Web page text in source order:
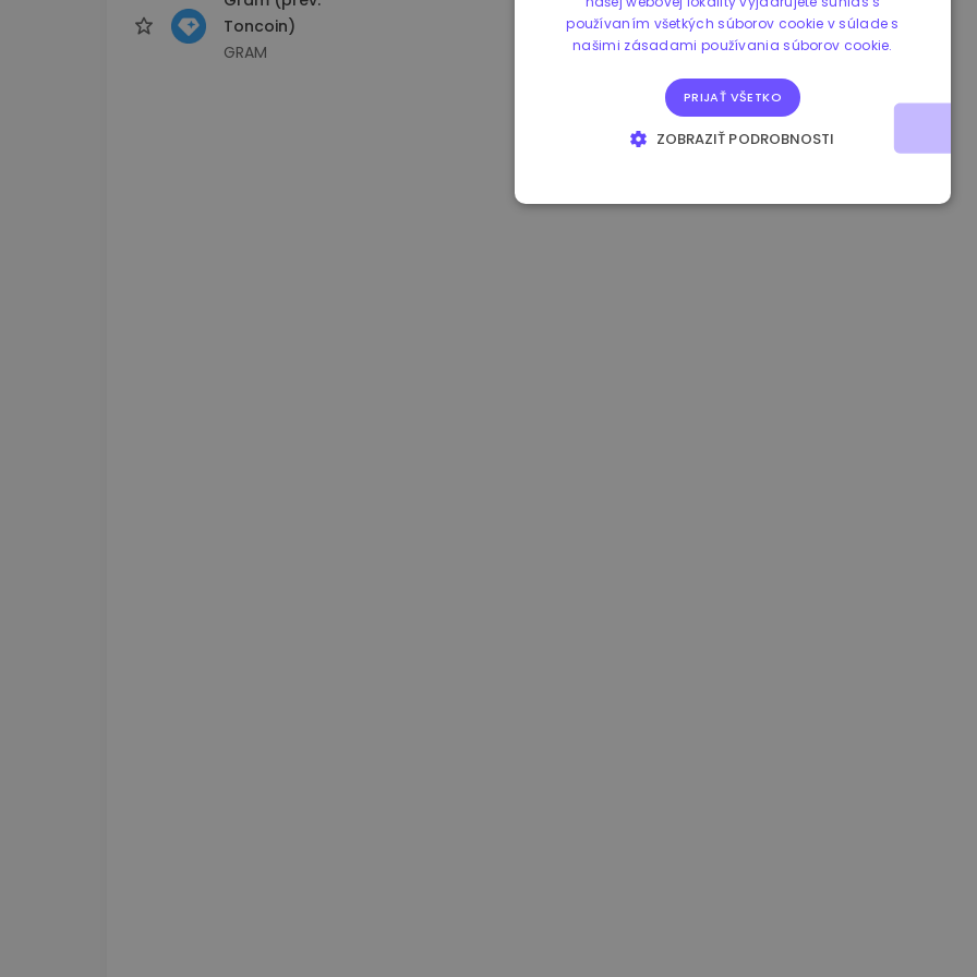
Toncoin)
GRAM
1.170000 € -1.80% 3.2B €
používaním všetkých súborov cookie v súlade s
našimi zásadami používania súborov cookie.
PRIJAŤ VŠETKO
ZOBRAZIŤ PODROBNOSTI